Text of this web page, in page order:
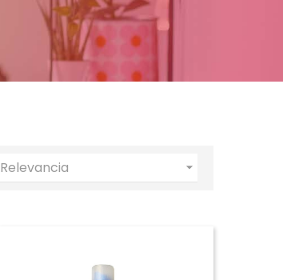
Relevancia 